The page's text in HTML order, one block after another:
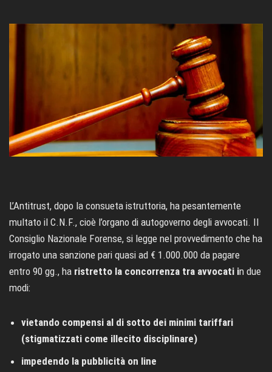
L’Antitrust, dopo la consueta istruttoria, ha pesantemente
multato il C.N.F., cioè l’organo di autogoverno degli avvocati. Il
Consiglio Nazionale Forense, si legge nel provvedimento che ha
irrogato una sanzione pari quasi ad € 1.000.000 da pagare
entro 90 gg., ha ristretto la concorrenza tra avvocati in due
modi:
vietando compensi al di sotto dei minimi tariffari
(stigmatizzati come illecito disciplinare)
impedendo la pubblicità on line